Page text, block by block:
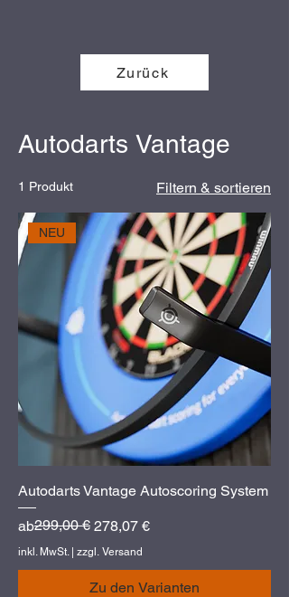
Zurück
Autodarts Vantage
1 Produkt Filtern & sortieren
NEU
Autodarts Vantage Autoscoring System
ab
Standardpreis
299,00 € 278,07 €
Sale-Preis
inkl. MwSt.| zzgl. Versand
Zu den Varianten